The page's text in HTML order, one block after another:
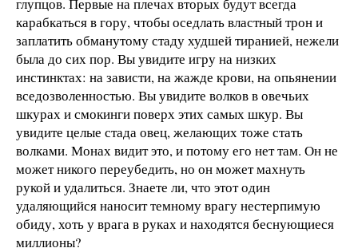
карабкаться в гору, чтобы оседлать властный трон и
заплатить обманутому стаду худшей тиранией, нежели
была до сих пор. Вы увидите игру на низких
инстинктах: на зависти, на жажде крови, на опьянении
вседозволенностью. Вы увидите волков в овечьих
шкурах и смокинги поверх этих самых шкур. Вы
увидите целые стада овец, желающих тоже стать
волками. Монах видит это, и потому его нет там. Он не
может никого переубедить, но он может махнуть
рукой и удалиться. Знаете ли, что этот один
удаляющийся наносит темному врагу нестерпимую
обиду, хоть у врага в руках и находятся беснующиеся
миллионы?